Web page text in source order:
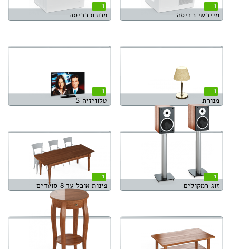
1
מייבשי כביסה
1
מכונת כביסה
1
מנורת
1
טלוויזיה S
1
זוג רמקולים
1
פינות אוכל עד 8 סועדים